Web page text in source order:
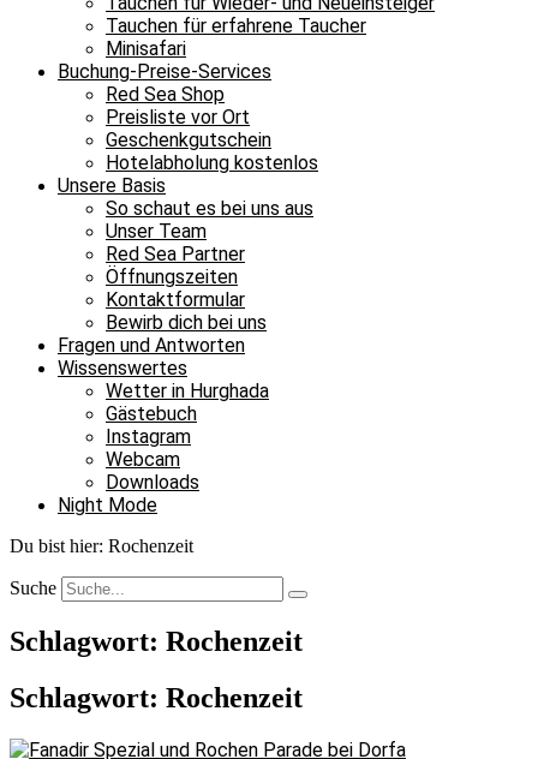
Tauchen für erfahrene Taucher
Minisafari
Buchung-Preise-Services
Red Sea Shop
Preisliste vor Ort
Geschenkgutschein
Hotelabholung kostenlos
Unsere Basis
So schaut es bei uns aus
Unser Team
Red Sea Partner
Öffnungszeiten
Kontaktformular
Bewirb dich bei uns
Fragen und Antworten
Wissenswertes
Wetter in Hurghada
Gästebuch
Instagram
Webcam
Downloads
Night Mode
Du bist hier: Rochenzeit
Suche
Schlagwort: Rochenzeit
Schlagwort: Rochenzeit